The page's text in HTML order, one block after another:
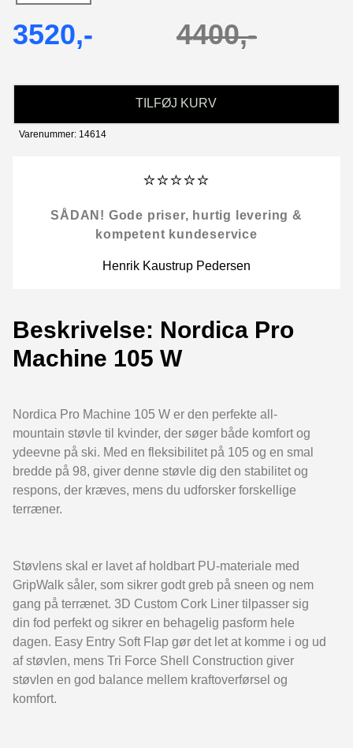
3520,- 4400,-
TILFØJ KURV
Varenummer: 14614
⭐⭐⭐⭐⭐
SÅDAN! Gode priser, hurtig levering &
kompetent kundeservice
Henrik Kaustrup Pedersen
Beskrivelse: Nordica Pro
Machine 105 W
Nordica Pro Machine 105 W er den perfekte all-
mountain støvle til kvinder, der søger både komfort og
ydeevne på ski. Med en fleksibilitet på 105 og en smal
bredde på 98, giver denne støvle dig den stabilitet og
respons, der kræves, mens du udforsker forskellige
terræner.
Støvlens skal er lavet af holdbart PU-materiale med
GripWalk såler, som sikrer godt greb på sneen og nem
gang på terrænet. 3D Custom Cork Liner tilpasser sig
din fod perfekt og sikrer en behagelig pasform hele
dagen. Easy Entry Soft Flap gør det let at komme i og ud
af støvlen, mens Tri Force Shell Construction giver
støvlen en god balance mellem kraftoverførsel og
komfort.